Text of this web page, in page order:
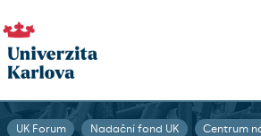
UK Forum Nadační fond UK Centrum